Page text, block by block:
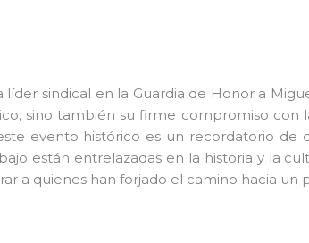
líder sindical en la Guardia de Honor a
sino también su firme compromiso con
evento histórico es un recordatorio
están entrelazadas en la historia y la
a quienes han forjado el camino hacia un